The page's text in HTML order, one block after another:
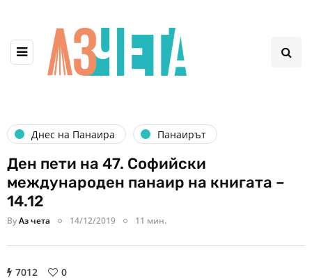
Днес на Панаира Панаирът
Ден пети на 47. Софийски
международен панаир на книгата –
14.12
ByАз чета 14/12/2019 11 мин.
7012 0